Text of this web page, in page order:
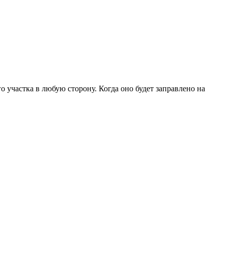
в любую сторону. Когда оно будет заправлено на